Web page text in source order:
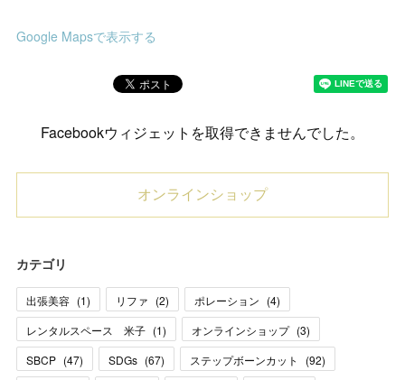
Google Mapsで表示する
Facebookウィジェットを取得できませんでした。
オンラインショップ
カテゴリ
出張美容 (1) リファ (2) ポレーション (4)
レンタルスペース 米子 (1) オンラインショップ (3)
SBCP (47) SDGs (67) ステップボーンカット (92)